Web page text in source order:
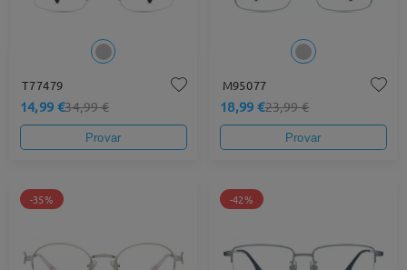
T77479
14,99 €34,99 €
Provar
M95077
18,99 €23,99 €
Provar
-35% -42%